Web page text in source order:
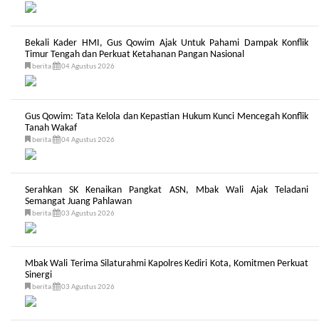
Bekali Kader HMI, Gus Qowim Ajak Untuk Pahami Dampak Konflik
Timur Tengah dan Perkuat Ketahanan Pangan Nasional
berita 04 Agustus 2026
Gus Qowim: Tata Kelola dan Kepastian Hukum Kunci Mencegah Konflik
Tanah Wakaf
berita 04 Agustus 2026
Serahkan SK Kenaikan Pangkat ASN, Mbak Wali Ajak Teladani
Semangat Juang Pahlawan
berita 03 Agustus 2026
Mbak Wali Terima Silaturahmi Kapolres Kediri Kota, Komitmen Perkuat
Sinergi
berita 03 Agustus 2026